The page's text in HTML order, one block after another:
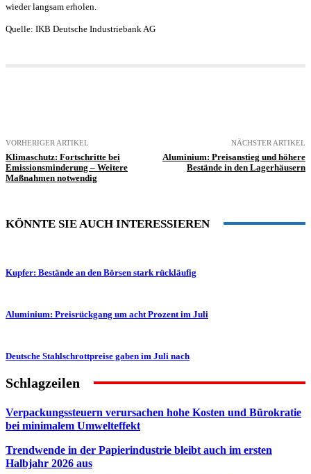
wieder langsam erholen.
Quelle: IKB Deutsche Industriebank AG
VORHERIGER ARTIKEL
Klimaschutz: Fortschritte bei
Emissionsminderung – Weitere
Maßnahmen notwendig
NÄCHSTER ARTIKEL
Aluminium: Preisanstieg und höhere
Bestände in den Lagerhäusern
KÖNNTE SIE AUCH INTERESSIEREN
Kupfer: Bestände an den Börsen stark rückläufig
Aluminium: Preisrückgang um acht Prozent im Juli
Deutsche Stahlschrottpreise gaben im Juli nach
Schlagzeilen
Verpackungssteuern verursachen hohe Kosten und Bürokratie
bei minimalem Umwelteffekt
Trendwende in der Papierindustrie bleibt auch im ersten
Halbjahr 2026 aus